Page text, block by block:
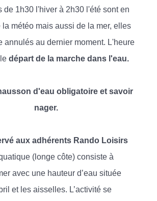
de 1h30 l'hiver à 2h30 l'été sont en
la météo mais aussi de la mer, elles
annulés au dernier moment. L'heure
départ de la marche dans l'eau.
d'eau obligatoire et savoir
nager.
aux adhérents Rando Loisirs
(longe côte) consiste à
avec une hauteur d’eau située
et les aisselles. L’activité se